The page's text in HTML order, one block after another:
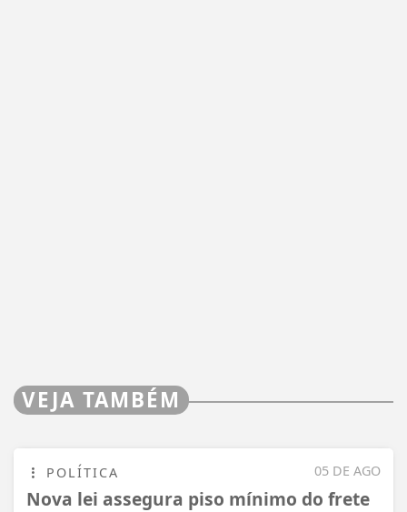
VEJA TAMBÉM
05 DE AGO
POLÍTICA
Nova lei assegura piso mínimo do frete